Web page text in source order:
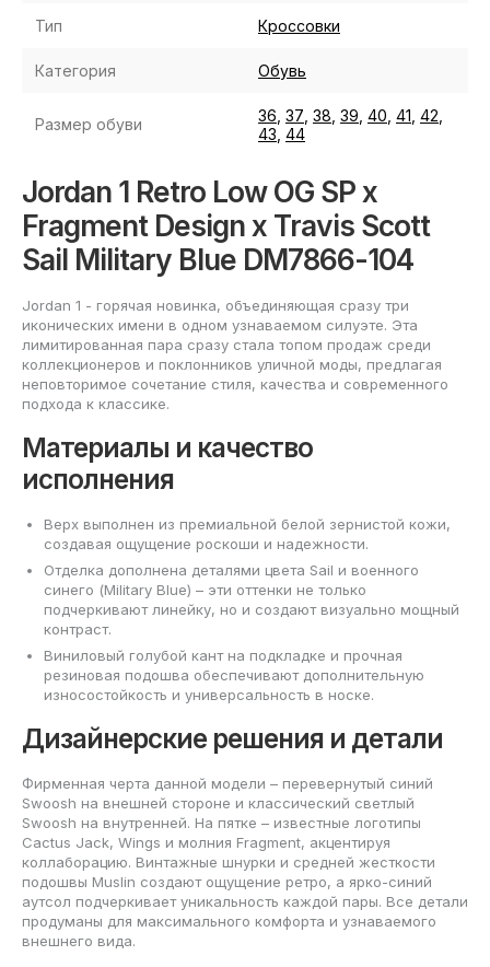
Тип Кроссовки
Категория Обувь
Размер обуви 36 37 38 39 40 41 42
43 44
Jordan 1 Retro Low OG SP x
Fragment Design x Travis Scott
Sail Military Blue DM7866-104
Jordan 1 - горячая новинка, объединяющая сразу три
иконических имени в одном узнаваемом силуэте. Эта
лимитированная пара сразу стала топом продаж среди
коллекционеров и поклонников уличной моды, предлагая
неповторимое сочетание стиля, качества и современного
подхода к классике.
Материалы и качество
исполнения
Верх выполнен из премиальной белой зернистой кожи,
создавая ощущение роскоши и надежности.
Отделка дополнена деталями цвета Sail и военного
синего (Military Blue) – эти оттенки не только
подчеркивают линейку, но и создают визуально мощный
контраст.
Виниловый голубой кант на подкладке и прочная
резиновая подошва обеспечивают дополнительную
износостойкость и универсальность в носке.
Дизайнерские решения и детали
Фирменная черта данной модели – перевернутый синий
Swoosh на внешней стороне и классический светлый
Swoosh на внутренней. На пятке – известные логотипы
Cactus Jack, Wings и молния Fragment, акцентируя
коллаборацию. Винтажные шнурки и средней жесткости
подошвы Muslin создают ощущение ретро, а ярко-синий
аутсол подчеркивает уникальность каждой пары. Все детали
продуманы для максимального комфорта и узнаваемого
внешнего вида.